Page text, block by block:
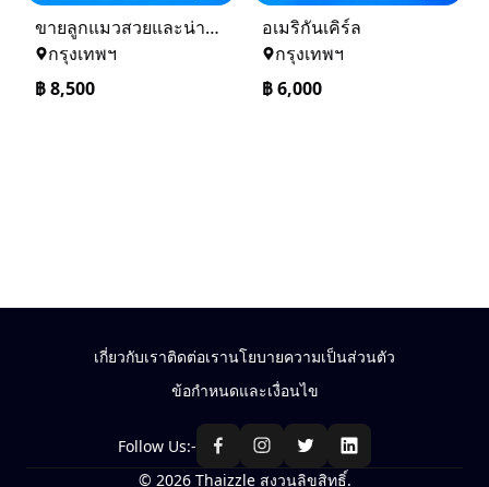
ขายลูกแมวสวยและน่ารักเพศเมีย (หุ่นกระปุกหมู) อเมริกันชอตแฮร์
กรุงเทพฯ
฿8,500
อเมริกันเคิร์ล
กรุงเทพฯ
฿6,000
เกี่ยวกับเราติดต่อเรานโยบายความเป็นส่วนตัว
ข้อกำหนดและเงื่อนไข
Follow Us:-
© 2026 Thaizzle สงวนลิขสิทธิ์.